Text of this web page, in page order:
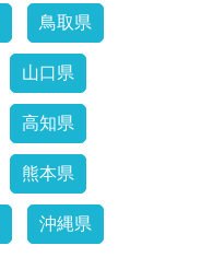
鳥取県
山口県
高知県
熊本県
沖縄県